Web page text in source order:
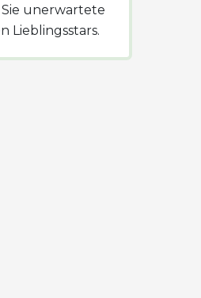
unerwartete
Lieblingsstars.